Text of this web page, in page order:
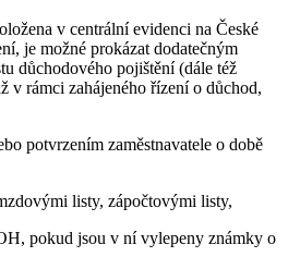
v centrální evidenci na České
je možné prokázat dodatečným
důchodového pojištění (dále též
v rámci zahájeného řízení o důchod,
potvrzením zaměstnavatele o době
listy, zápočtovými listy,
pokud jsou v ní vylepeny známky o